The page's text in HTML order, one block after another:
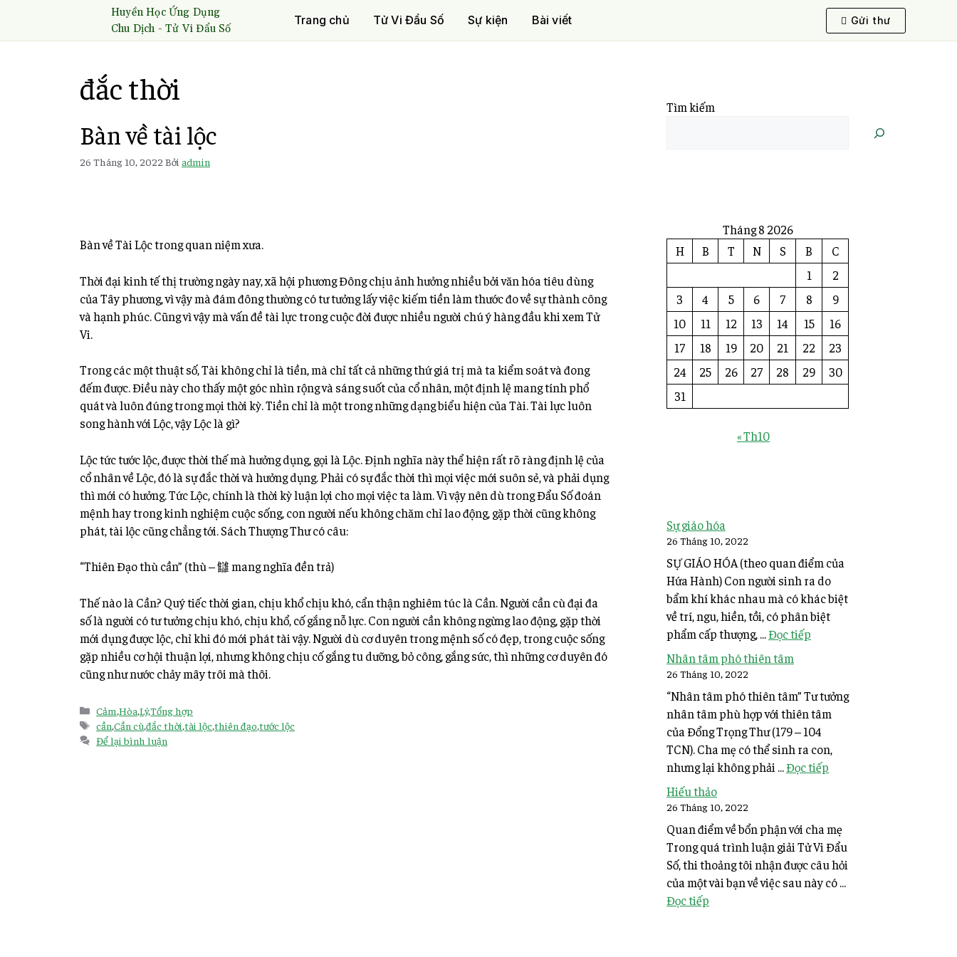
Huyền Học Ứng Dụng
Chu Dịch - Tử Vi Đẩu Số
Trang chủ Tử Vi Đẩu Số Sự kiện Bài viết Gửi thư
đắc thời
Bàn về tài lộc
26 Tháng 10, 2022 Bởi admin
Bàn về Tài Lộc trong quan niệm xưa.
Thời đại kinh tế thị trường ngày nay, xã hội phương Đông chịu ảnh hưởng nhiều bởi văn hóa tiêu dùng
của Tây phương, vì vậy mà đám đông thường có tư tưởng lấy việc kiếm tiền làm thước đo về sự thành công
và hạnh phúc. Cũng vì vậy mà vấn đề tài lực trong cuộc đời được nhiều người chú ý hàng đầu khi xem Tử
Vi.
Trong các một thuật số, Tài không chỉ là tiền, mà chỉ tất cả những thứ giá trị mà ta kiểm soát và đong
đếm được. Điều này cho thấy mộtgóc nhìn rộng và sáng suốt của cổ nhân, một định lệ mang tính phổ
quát và luôn đúng trong mọi thời kỳ. Tiền chỉ là một trong những dạng biểu hiện của Tài. Tài lực luôn
song hành với Lộc, vậy Lộc là gì?
Lộc tức tước lộc, được thời thế mà hưởng dụng, gọi là Lộc. Định nghĩa này thể hiện rất rõ ràng định lệ của
cổ nhân về Lộc, đó là sự đắc thời và hưởng dụng. Phải có sự đắc thời thì mọi việc mới suôn sẻ, và phải dụng
thì mới có hưởng. Tức Lộc, chính là thời kỳ luận lợi cho mọi việc ta làm. Vì vậy nên dù trong Đẩu Số đoán
mệnh hay trong kinh nghiệm cuộc sống, con người nếu không chăm chỉ lao động, gặp thời cũng không
phát, tài lộc cũng chẳng tới. Sách Thượng Thư có câu:
“Thiên Đạo thù cần” (thù – 讎 mang nghĩa đền trả)
Thế nào là Cần? Quý tiếc thời gian, chịu khổ chịu khó, cẩn thận nghiêm túc là Cần. Người cần cù đại đa
số là người có tư tưởng chịu khó, chịu khổ, cố gắng nỗ lực. Con người cần không ngừng lao động, gặp thời
mới dụng được lộc, chỉ khi đó mới phát tài vậy. Người dù cơ duyên trong mệnh số có đẹp, trong cuộc sống
gặp nhiều cơ hội thuận lợi, nhưng không chịu cố gắng tu dưỡng, bỏ công, gắng sức, thì những cơ duyên đó
cũng như nước chảy mây trôi mà thôi.
Cảm,Hòa,Lý,Tổng hợp
cần,Cần cù,đắc thời,tài lộc,thiên đạo,tước lộc
Để lại bình luận
Tìm kiếm
Tháng 8 2026
H
B T N S B
C
1
2
3
4 5 6 7 8
9
10
11 12 13 14 15
16
17
18 19 20 21 22
23
24
25 26 27 28 29
30
31
« Th10
Sự giáo hóa
26 Tháng 10, 2022
SỰ GIÁO HÓA (theo quan điểm của
Hứa Hành) Con người sinh ra do
bẩm khí khác nhau mà có khác biệt
về trí, ngu, hiền, tồi, có phân biệt
phẩm cấp thượng, ...Đọc tiếp
Nhân tâm phó thiên tâm
26 Tháng 10, 2022
“Nhân tâm phó thiên tâm” Tư tưởng
nhân tâm phù hợp với thiên tâm
của Đổng Trọng Thư (179 – 104
TCN). Cha mẹ có thể sinh ra con,
nhưng lại không phải ...Đọc tiếp
Hiếu thảo
26 Tháng 10, 2022
Quan điểm về bổn phận với cha mẹ
Trong quá trình luận giải Tử Vi Đẩu
Số, thi thoảng tôi nhận được câu hỏi
của một vài bạn về việc sau này có ...
Đọc tiếp